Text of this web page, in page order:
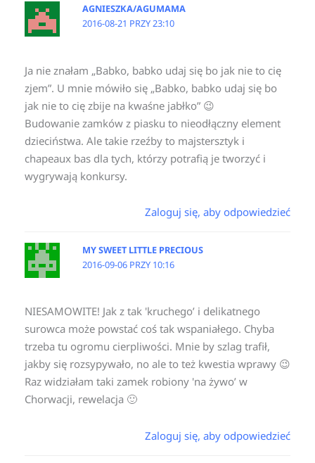
AGNIESZKA/AGUMAMA
2016-08-21 PRZY 23:10
Ja nie znałam „Babko, babko udaj się bo jak nie to cię
zjem”. U mnie mówiło się „Babko, babko udaj się bo
jak nie to cię zbije na kwaśne jabłko” 😉
Budowanie zamków z piasku to nieodłączny element
dzieciństwa. Ale takie rzeźby to majstersztyk i
chapeaux bas dla tych, którzy potrafią je tworzyć i
wygrywają konkursy.
Zaloguj się, aby odpowiedzieć
MY SWEET LITTLE PRECIOUS
2016-09-06 PRZY 10:16
NIESAMOWITE! Jak z tak 'kruchego’ i delikatnego
surowca może powstać coś tak wspaniałego. Chyba
trzeba tu ogromu cierpliwości. Mnie by szlag trafił,
jakby się rozsypywało, no ale to też kwestia wprawy 😉
Raz widziałam taki zamek robiony 'na żywo’ w
Chorwacji, rewelacja 🙂
Zaloguj się, aby odpowiedzieć